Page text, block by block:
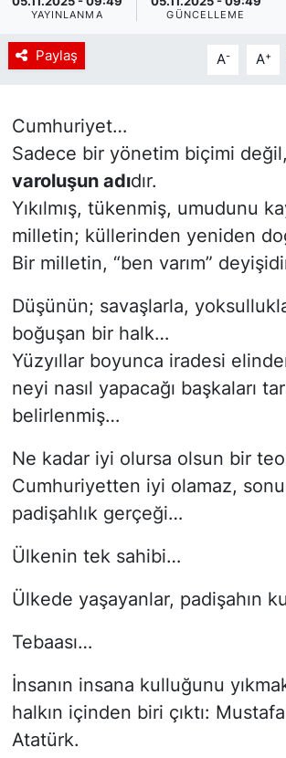
YAYINLANMA GÜNCELLEME
Paylaş A- A+
Cumhuriyet…
Sadece bir yönetim biçimi
varoluşun adıdır.
Yıkılmış, tükenmiş, umudunu
milletin; küllerinden yeniden
Bir milletin, “ben varım”
Düşünün; savaşlarla,
boğuşan bir halk…
Yüzyıllar boyunca iradesi
neyi nasıl yapacağı başkaları
belirlenmiş…
Ne kadar iyi olursa olsun bir
Cumhuriyetten iyi olamaz,
padişahlık gerçeği…
Ülkenin tek sahibi…
Ülkede yaşayanlar, padişahın
Tebaası…
İnsanın insana kulluğunu
halkın içinden biri çıktı:
Atatürk.